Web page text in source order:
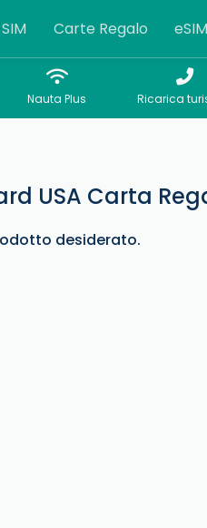
Carte Regalo eSIM
Nauta Plus Ricarica
USA Carta
desiderato.